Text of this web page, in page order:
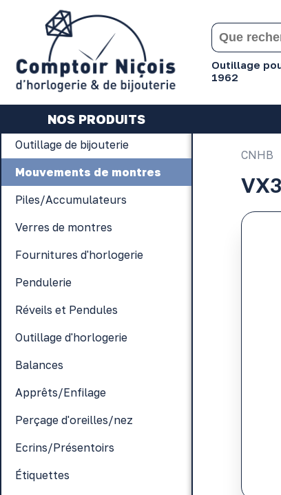
Outillage
1962
NOS PRODUITS
Outillage de bijouterie
Mouvements de montres
Piles/Accumulateurs
Verres de montres
Fournitures d'horlogerie
Pendulerie
Réveils et Pendules
Outillage d'horlogerie
Balances
Apprêts/Enfilage
Perçage d'oreilles/nez
Ecrins/Présentoirs
Étiquettes
CNHB
Gérer les préférences en matière de cookies